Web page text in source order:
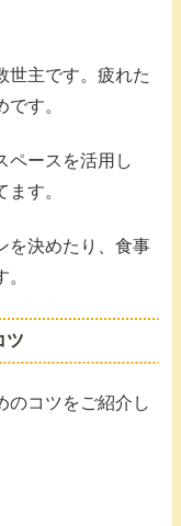
世主です。疲れた
す。
ペースを活用し
す。
を決めたり、食事
ツ
のコツをご紹介し